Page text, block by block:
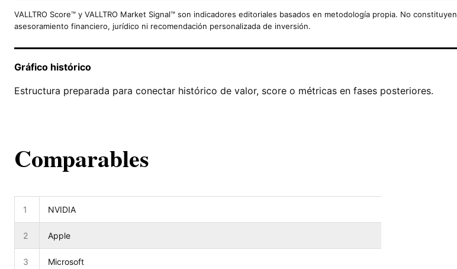
VALLTRO Score™ y VALLTRO Market Signal™ son indicadores editoriales basados en metodología propia. No constituyen
asesoramiento financiero, jurídico ni recomendación personalizada de inversión.
Gráfico histórico
Estructura preparada para conectar histórico de valor, score o métricas en fases posteriores.
Comparables
1 NVIDIA
2 Apple
3 Microsoft